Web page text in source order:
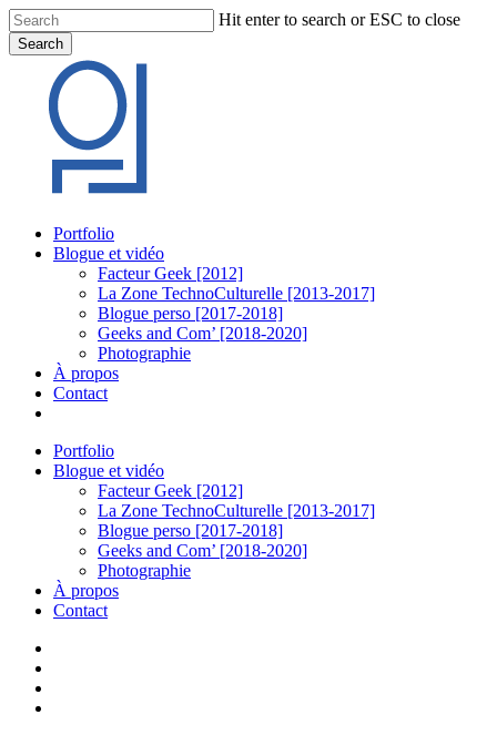
Skip
to
main
content
Hit enter to search or ESC to close
Search
Search
Menu
Portfolio
Blogue et vidéo
Facteur Geek [2012]
La Zone TechnoCulturelle [2013-2017]
Blogue perso [2017-2018]
Geeks and Com’ [2018-2020]
Photographie
À propos
Contact
Portfolio
Blogue et vidéo
Facteur Geek [2012]
La Zone TechnoCulturelle [2013-2017]
Blogue perso [2017-2018]
Geeks and Com’ [2018-2020]
Photographie
À propos
Contact